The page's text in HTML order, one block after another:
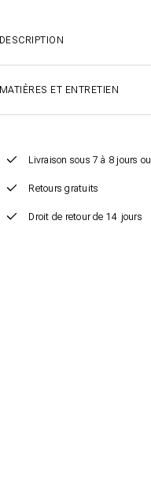
DESCRIPTION
MATIÈRES ET ENTRETIEN
Livraison sous 7 à 8 jours
Retours gratuits
Droit de retour de 14 jours